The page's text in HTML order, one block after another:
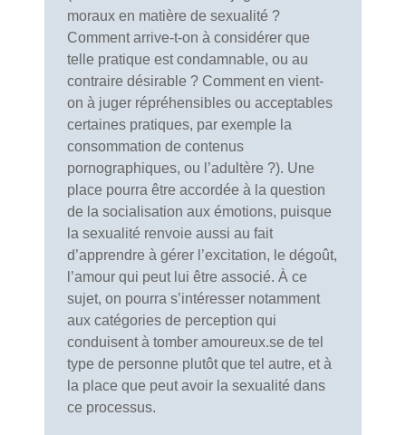
moraux en matière de sexualité ?
Comment arrive-t-on à considérer que
telle pratique est condamnable, ou au
contraire désirable ? Comment en vient-
on à juger répréhensibles ou acceptables
certaines pratiques, par exemple la
consommation de contenus
pornographiques, ou l’adultère ?). Une
place pourra être accordée à la question
de la socialisation aux émotions, puisque
la sexualité renvoie aussi au fait
d’apprendre à gérer l’excitation, le dégoût,
l’amour qui peut lui être associé. À ce
sujet, on pourra s’intéresser notamment
aux catégories de perception qui
conduisent à tomber amoureux.se de tel
type de personne plutôt que tel autre, et à
la place que peut avoir la sexualité dans
ce processus.